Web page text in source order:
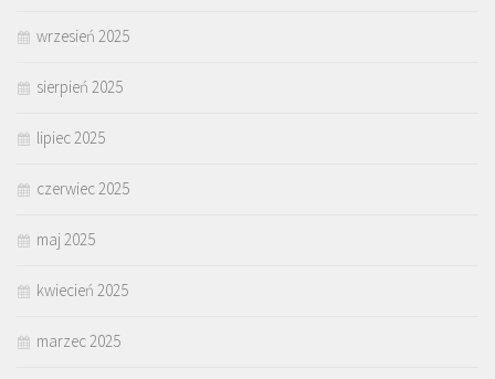
wrzesień 2025
sierpień 2025
lipiec 2025
czerwiec 2025
maj 2025
kwiecień 2025
marzec 2025